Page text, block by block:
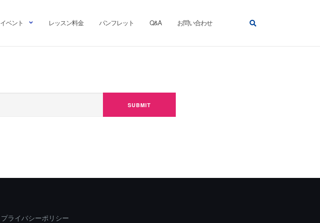
イベント レッスン料金 パンフレット Q&A お問い合わせ
SUBMIT
プライバシーポリシー